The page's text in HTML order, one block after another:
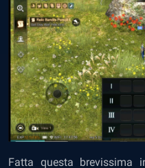
Fatta questa brevissima